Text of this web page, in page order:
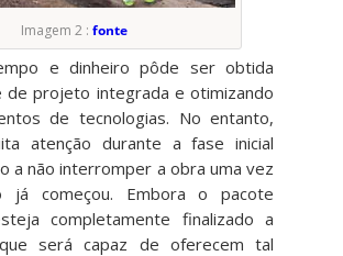
Imagem 2 :fonte
e dinheiro pôde ser obtida
de projeto integrada e otimizando
de tecnologias. No entanto,
atenção durante a fase inicial
a não interromper a obra uma vez
já começou. Embora o pacote
completamente finalizado a
será capaz de oferecem tal